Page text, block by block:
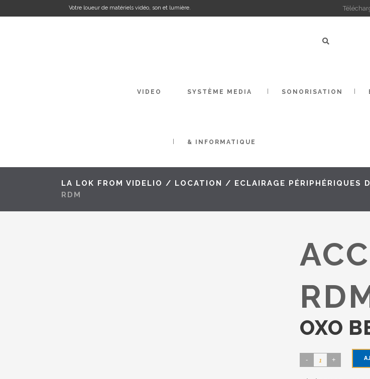
Votre loueur de matériels vidéo, son et lumière.
VIDEO SYSTÈME MEDIA
& INFORMATIQUE
SONORISATION
LA LOK FROM VIDELIO / LOCATION / ECLAIRAGE , PÉRIPHÉRIQUES
RDM
OXO
OXO